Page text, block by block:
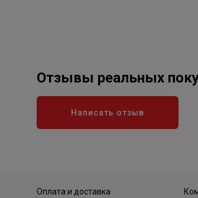
Отзывы реальных
Написать отзыв
Оплата и доставка